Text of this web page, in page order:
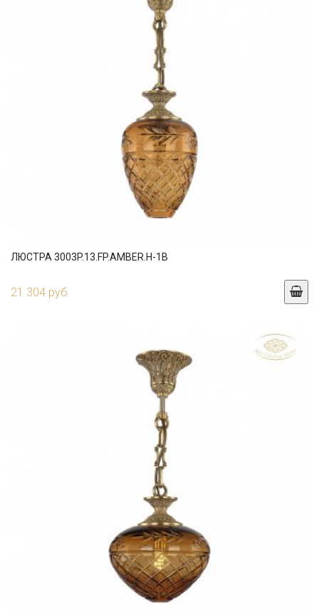
ЛЮСТРА 3003P.13.FP.AMBER.H-1B
21 304 руб.